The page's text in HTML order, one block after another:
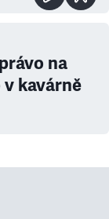
na
v kavárně